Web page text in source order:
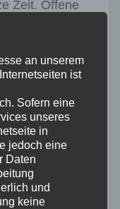
Zeit. Offene
kommt es
vor Strafe
die Hitze
an unserem
ist
Sofern eine
unseres
in
jedoch eine
Daten
und
keine